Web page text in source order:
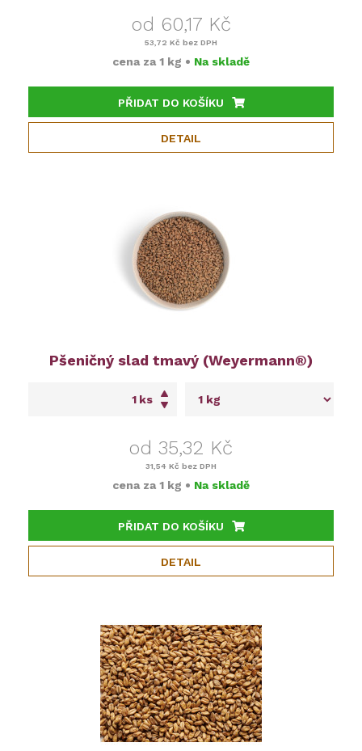
od 60,17 Kč
53,72 Kč bez DPH
cena za 1 kg • Na skladě
PŘIDAT DO KOŠÍKU
DETAIL
Pšeničný slad tmavý (Weyermann®)
ks
od 35,32 Kč
31,54 Kč bez DPH
cena za 1 kg • Na skladě
PŘIDAT DO KOŠÍKU
DETAIL